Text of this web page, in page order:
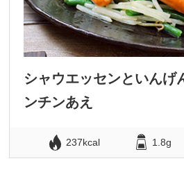
シャウエッセンといんげ
ンチンあえ
237kcal 1.8g